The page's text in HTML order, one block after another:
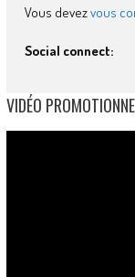
Vous devezvous
Social connect:
VIDÉO